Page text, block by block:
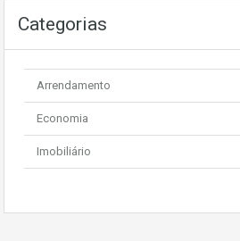
Categorias
Arrendamento
Economia
Imobiliário